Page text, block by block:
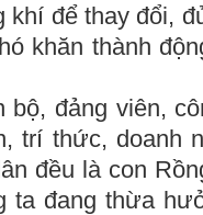
khí để thay đổi,
khăn thành
bộ, đảng viên,
trí thức, doanh
đều là con
ta đang thừa